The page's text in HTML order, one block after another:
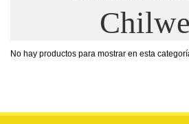
No hay productos para mostrar en esta